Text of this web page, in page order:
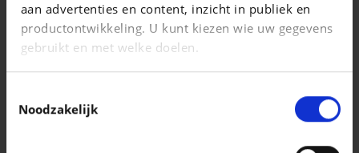
aan advertenties en content, inzicht in publiek en
productontwikkeling. U kunt kiezen wie uw gegevens
gebruikt en met welke doelen.
Informatie verzamelen over uw geografische
locatie, die tot een paar meter nauwkeurig kan zijn
Uw apparaat identificeren door het actief te
Noodzakelijk